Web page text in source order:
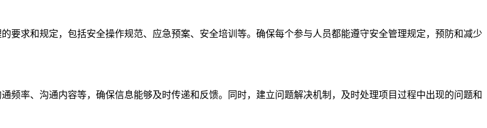
要求和规定，包括安全操作规范、应急预案、安全培训等。确保每个参与人员都能遵守安全管理规定，预防和减少
频率、沟通内容等，确保信息能够及时传递和反馈。同时，建立问题解决机制，及时处理项目过程中出现的问题和